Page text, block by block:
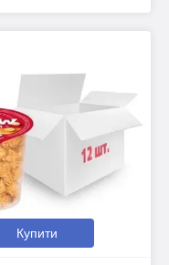
Купити